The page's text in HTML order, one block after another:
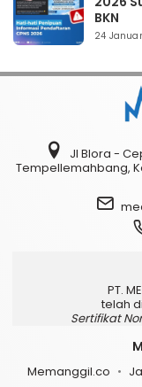
BKN
24
Jl Blora -
Tempellemahbang,
PT.
telah
Sertifikat
Memanggil.co